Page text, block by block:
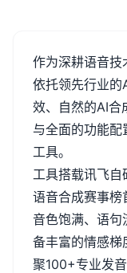
作为深耕语音技
依托领先行业的
效、自然的AI合
与全面的功能
工具。
工具搭载讯飞自
语音合成赛事榜
音色饱满、语句
备丰富的情感梯
聚100+专业发